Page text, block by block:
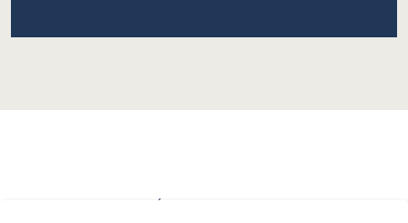
INTERNATIONALE JEAN AMÉRY-GESELLSCHAFT